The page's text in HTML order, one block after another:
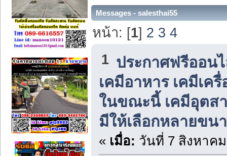
Messages - salesthai55
หน้า: [1] 2 3 4
1 ประกาศฟรีออน
เคมีอาหาร เคมีเค
ในขณะนี้ เคมีอุตส
มีให้เลือกหลายขน
« เมื่อ: วันที่ 7 สิงหาคม